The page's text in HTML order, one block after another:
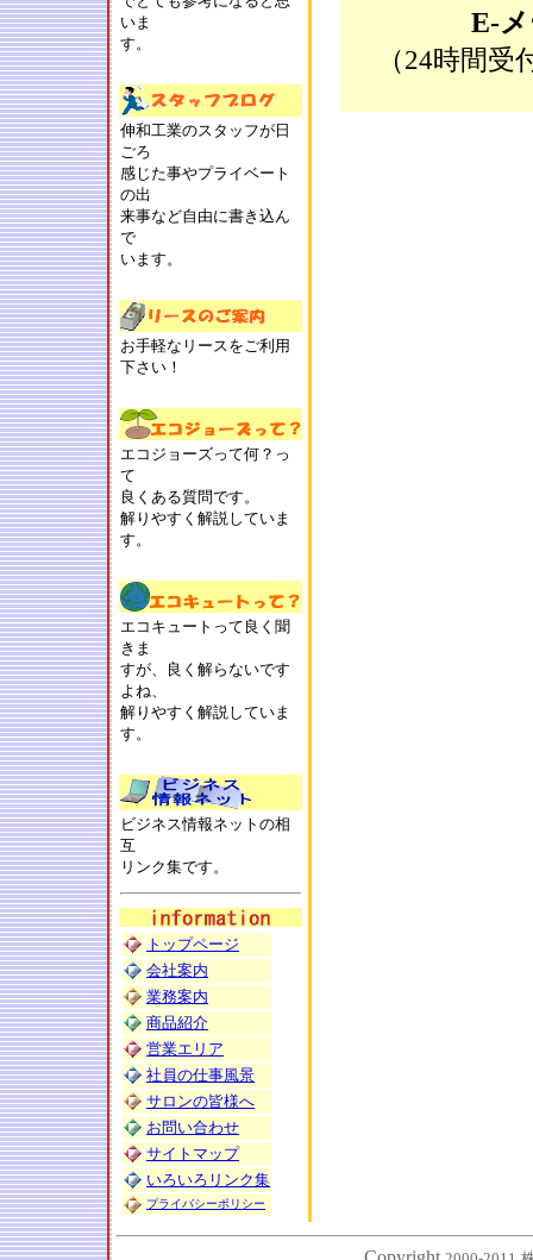
いま
す。
伸和工業のスタッフが日
ごろ
感じた事やプライベート
の出
来事など自由に書き込ん
で
います。
お手軽なリースをご利用
下さい！
エコジョーズって何？っ
て
良くある質問です。
解りやすく解説していま
す。
エコキュートって良く聞
きま
すが、良く解らないです
よね、
解りやすく解説していま
す。
ビジネス情報ネットの相
互
リンク集です。
トップページ
会社案内
業務案内
商品紹介
営業エリア
社員の仕事風景
サロンの皆様へ
お問い合わせ
サイトマップ
いろいろリンク集
プライバシーポリシー
E-
（24時間